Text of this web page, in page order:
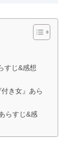
すじ&感想
き女』あら
らすじ&感